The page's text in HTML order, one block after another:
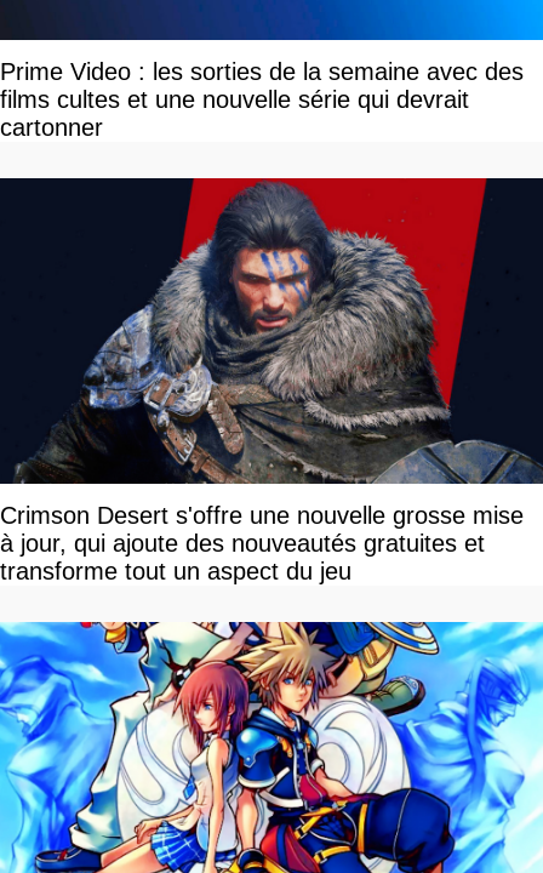
Prime Video : les sorties de la semaine avec des
films cultes et une nouvelle série qui devrait
cartonner
Crimson Desert s'offre une nouvelle grosse mise
à jour, qui ajoute des nouveautés gratuites et
transforme tout un aspect du jeu